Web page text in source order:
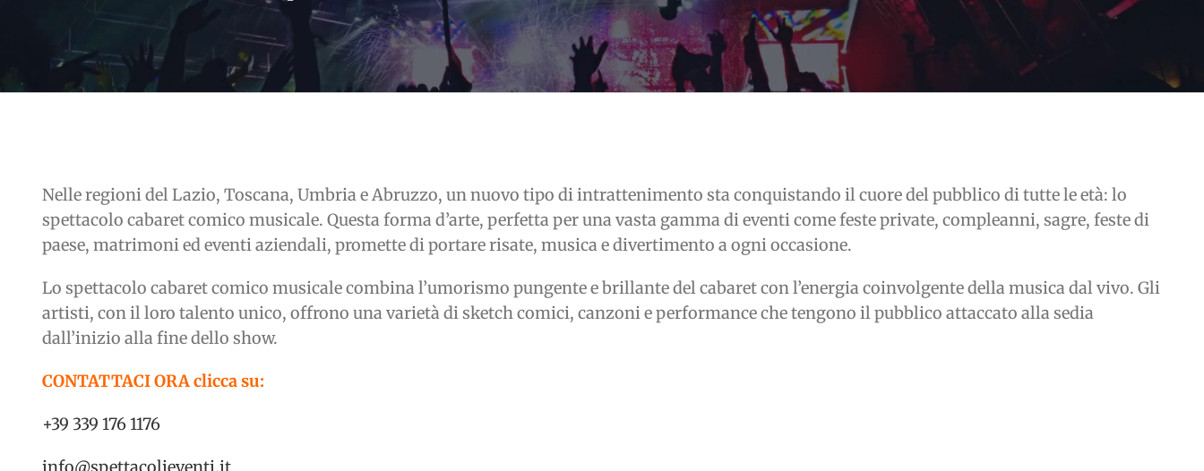
Nelle regioni del Lazio, Toscana, Umbria e Abruzzo, un nuovo tipo di intrattenimento sta conquistando il cuore del pubblico di tutte le età: lo
spettacolo cabaret comico musicale. Questa forma d’arte, perfetta per una vasta gamma di eventi come feste private, compleanni, sagre, feste di
paese, matrimoni ed eventi aziendali, promette di portare risate, musica e divertimento a ogni occasione.
Lo spettacolo cabaret comico musicale combina l’umorismo pungente e brillante del cabaret con l’energia coinvolgente della musica dal vivo. Gli
artisti, con il loro talento unico, offrono una varietà di sketch comici, canzoni e performance che tengono il pubblico attaccato alla sedia
dall’inizio alla fine dello show.
CONTATTACI ORA clicca su:
+39 339 176 1176